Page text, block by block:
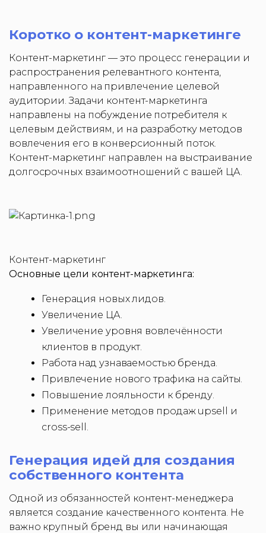
Коротко о контент-маркетинге
Контент-маркетинг — это процесс генерации и
распространения релевантного контента,
направленного на привлечение целевой
аудитории. Задачи контент-маркетинга
направлены на побуждение потребителя к
целевым действиям, и на разработку методов
вовлечения его в конверсионный поток.
Контент-маркетинг направлен на выстраивание
долгосрочных взаимоотношений с вашей ЦА.
Контент-маркетинг
Основные цели контент-маркетинга:
Генерация новых лидов.
Увеличение ЦА.
Увеличение уровня вовлечённости
клиентов в продукт.
Работа над узнаваемостью бренда.
Привлечение нового трафика на сайты.
Повышение лояльности к бренду.
Применение методов продаж upsell и
cross-sell.
Генерация идей для создания
собственного контента
Одной из обязанностей контент-менеджера
является создание качественного контента. Не
важно крупный бренд вы или начинающая